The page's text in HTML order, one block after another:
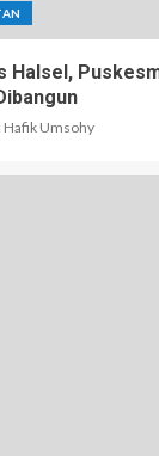
Halsel,
Hafik Umsohy